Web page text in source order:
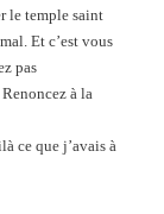
le temple saint
Et c’est vous
pas
à la
ce que j’avais à